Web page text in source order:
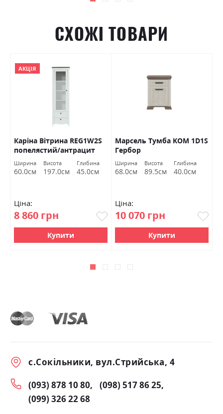
СХОЖІ ТОВАРИ
АКЦІЯ
Каріна Вітрина REG1W2S
попелястий/антрацит
Гербор
Ширина
60.0см
Висота
197.0см
Глибина
45.0см
Ціна:
8 860 грн
Купити
Марсель Тумба KOM 1D1S
Гербор
Ширина
68.0см
Висота
89.5см
Глибина
40.0см
Ціна:
10 070 грн
Купити
с.Сокільники, вул.Стрийська, 4
(093) 878 10 80
(098) 517 86 25
(099) 326 22 68